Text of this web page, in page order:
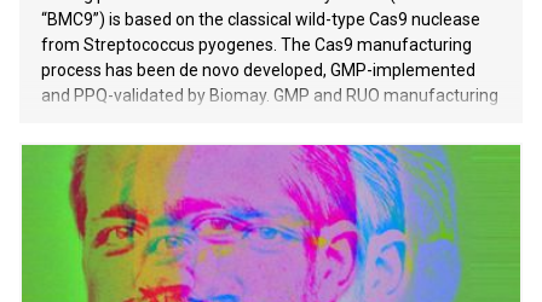
“BMC9”) is based on the classical wild-type Cas9 nuclease
from Streptococcus pyogenes. The Cas9 manufacturing
process has been de novo developed, GMP-implemented
and PPQ-validated by Biomay. GMP and RUO manufacturing
with chromatographic methods. By quality control with a
comprehensive set of validated analytical assays, the
consistent